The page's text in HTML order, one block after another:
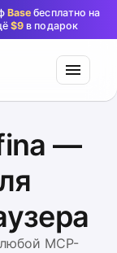
Base бесплатно на
$9 в подарок
—
MCP-